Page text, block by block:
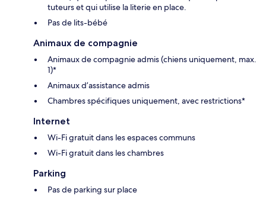
tuteurs et qui utilise la literie en place.
Pas de lits-bébé
Animaux de compagnie
Animaux de compagnie admis (chiens uniquement, max.
1)*
Animaux d’assistance admis
Chambres spécifiques uniquement, avec restrictions*
Internet
Wi-Fi gratuit dans les espaces communs
Wi-Fi gratuit dans les chambres
Parking
Pas de parking sur place